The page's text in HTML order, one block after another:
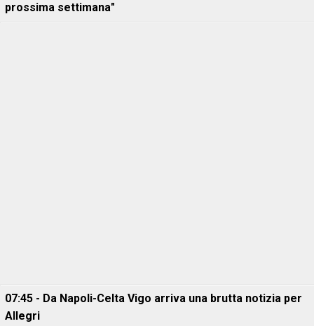
prossima settimana"
07:45 - Da Napoli-Celta Vigo arriva una brutta notizia per
Allegri